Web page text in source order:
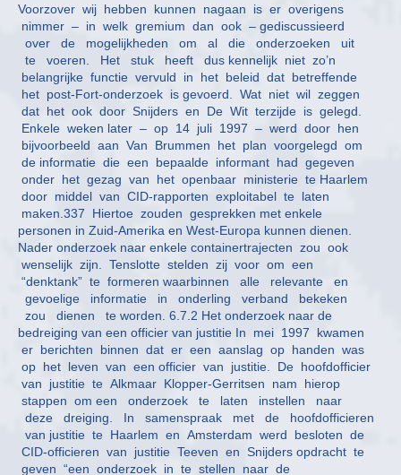
Voorzover wij hebben kunnen nagaan is er overigens
nimmer – in welk gremium dan ook – gediscussieerd
over de mogelijkheden om al die onderzoeken uit
te voeren. Het stuk heeft dus kennelijk niet zo’n
belangrijke functie vervuld in het beleid dat betreffende
het post-Fort-onderzoek is gevoerd. Wat niet wil zeggen
dat het ook door Snijders en De Wit terzijde is gelegd.
Enkele weken later – op 14 juli 1997 – werd door hen
bijvoorbeeld aan Van Brummen het plan voorgelegd om
de informatie die een bepaalde informant had gegeven
onder het gezag van het openbaar ministerie te Haarlem
door middel van CID-rapporten exploitabel te laten
maken.337 Hiertoe zouden gesprekken met enkele
personen in Zuid-Amerika en West-Europa kunnen dienen.
Nader onderzoek naar enkele containertrajecten zou ook
wenselijk zijn. Tenslotte stelden zij voor om een
“denktank” te formeren waarbinnen alle relevante en
gevoelige informatie in onderling verband bekeken
zou dienen te worden. 6.7.2 Het onderzoek naar de
bedreiging van een officier van justitie In mei 1997 kwamen
er berichten binnen dat er een aanslag op handen was
op het leven van een officier van justitie. De hoofdofficier
van justitie te Alkmaar Klopper-Gerritsen nam hierop
stappen om een onderzoek te laten instellen naar
deze dreiging. In samenspraak met de hoofdofficieren
van justitie te Haarlem en Amsterdam werd besloten de
CID-officieren van justitie Teeven en Snijders opdracht te
geven “een onderzoek in te stellen naar de